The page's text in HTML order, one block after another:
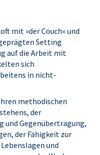
mit »der Couch« und
Setting
auf die Arbeit mit
sich
in nicht-
methodischen
der
und Gegenübertragung,
der Fähigkeit zur
und